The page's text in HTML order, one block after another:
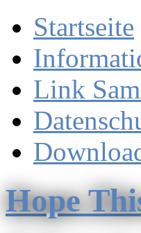
Startseite
Link
Hope